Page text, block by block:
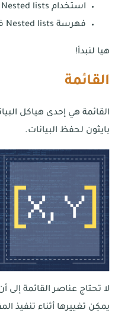
استخدام Nested lists.
فهرسة Nested lists في بايثون.
هيا لنبدأ!
القائمة
القائمة هي إحدى هياكل
بايثون لحفظ البيانات.
لا تحتاج عناصر القائمة
يمكِن تغييرها أثناء تنفيذ